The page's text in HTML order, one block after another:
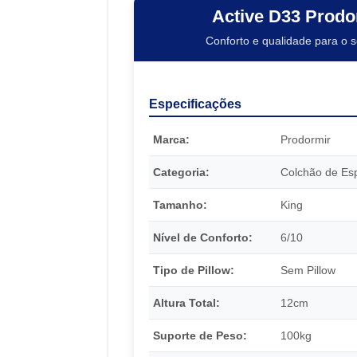
Active D33
Conforto e qualidade para o
Especificações
Marca: Prodormir
Categoria: Colchão de
Tamanho: King
Nível de Conforto: 6/10
Tipo de Pillow: Sem Pillow
Altura Total: 12cm
Suporte de Peso: 100kg